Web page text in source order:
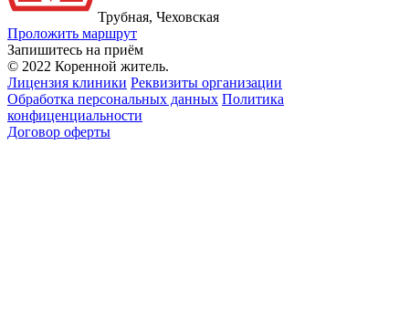
Трубная, Чеховская
Проложить маршрут
Запишитесь на приём
© 2022 Коренной житель.
Лицензия клиники Реквизиты организации
Обработка персональных данных Политика
конфиценциальности
Договор оферты